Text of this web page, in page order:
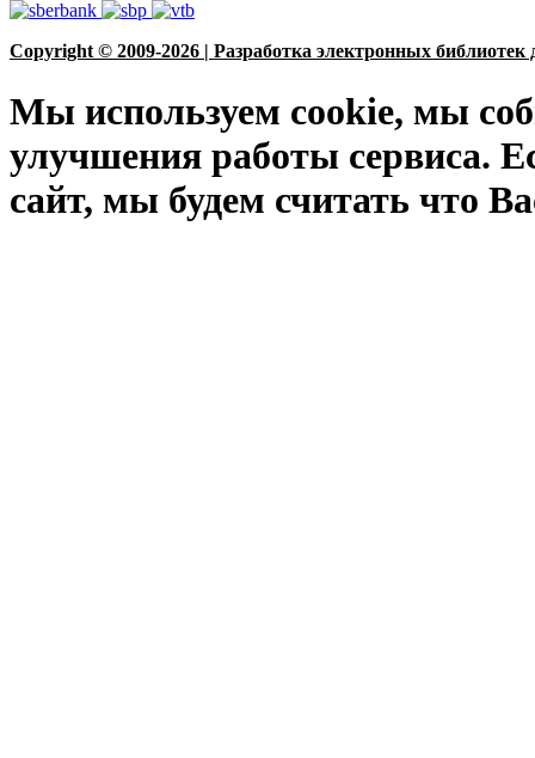
Copyright © 2009-2026 | Разработка электронных библиотек
Мы используем cookie, мы
улучшения работы сервиса.
сайт, мы будем считать что